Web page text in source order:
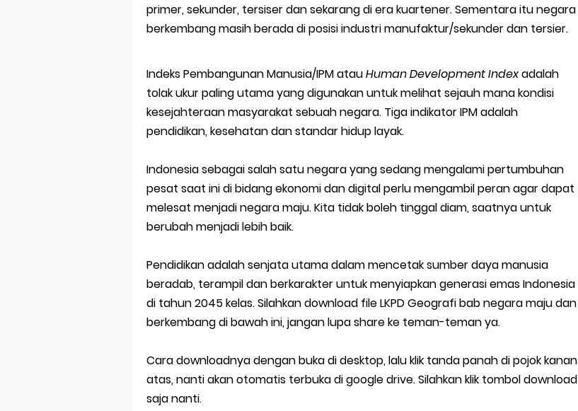
primer, sekunder, tersiser dan sekarang di era kuartener. Sementara itu negara
berkembang masih berada di posisi industri manufaktur/sekunder dan tersier.
Indeks Pembangunan Manusia/IPM atauHuman Development Indexadalah
tolak ukur paling utama yang digunakan untuk melihat sejauh mana kondisi
kesejahteraan masyarakat sebuah negara. Tiga indikator IPM adalah
pendidikan, kesehatan dan standar hidup layak.
Indonesia sebagai salah satu negara yang sedang mengalami pertumbuhan
pesat saat ini di bidang ekonomi dan digital perlu mengambil peran agar dapat
melesat menjadi negara maju. Kita tidak boleh tinggal diam, saatnya untuk
berubah menjadi lebih baik.
Pendidikan adalah senjata utama dalam mencetak sumber daya manusia
beradab, terampil dan berkarakter untuk menyiapkan generasi emas Indonesia
di tahun 2045 kelas. Silahkan download file LKPD Geografi bab negara maju dan
berkembang di bawah ini, jangan lupa share ke teman-teman ya.
Cara downloadnya dengan buka di desktop, lalu klik tanda panah di pojok kanan
atas, nanti akan otomatis terbuka di google drive. Silahkan klik tombol download
saja nanti.